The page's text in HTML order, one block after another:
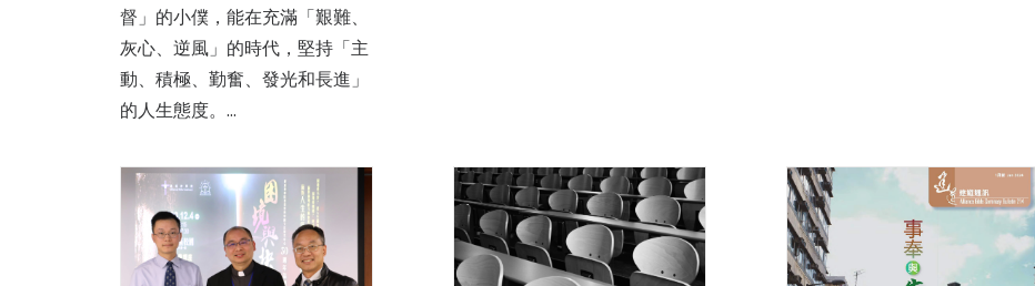
督」的小僕，能在充滿「艱難、
灰心、逆風」的時代，堅持「主
動、積極、勤奮、發光和長進」
的人生態度。…